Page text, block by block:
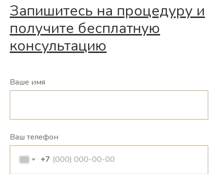
Запишитесь на процедуру и
получите бесплатную
консультацию
Ваше имя
Ваш телефон
+7